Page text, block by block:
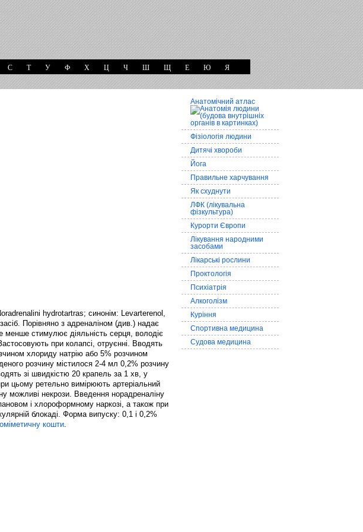
С Т У Ф Х Ц Ч Ш Щ Е Ю Я
hydrotartras; синонім: Levarterenol,
Порівняно з адреналіном (див.) надає
стимулює діяльність серця, володіє
при колапсі, отруєнні. Вводять
хлориду натрію або 5% розчином
розчину містилося 2-4 мл 0,2% розчину
зі швидкістю 20 крапель за 1 хв, у
цьому ретельно вимірюють артеріальний
можливі некрози. Введення норадреналіну
і хлороформному наркозі, а також при
блокаді. Форма випуску: 0,1 і 0,2%
кошти.
Анатомічний атлас
Фізіологія людини
Дитячі хвороби
Йога
Правильне харчування
Як схуднути
ЛФК (лікувальна
фізкультура)
Курорти Європи
Лікування народними
засобами
Лікарські рослини
Проктологія
Психіатрія
Алкоголізм
Куріння
Спортивна медицина
Судова медицина